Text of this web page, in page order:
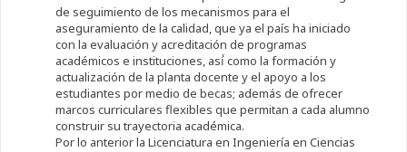
de seguimiento de los mecanismos para el
aseguramiento de la calidad, que ya el país ha iniciado
con la evaluación y acreditación de programas
académicos e instituciones, así́ como la formación y
actualización de la planta docente y el apoyo a los
estudiantes por medio de becas; además de ofrecer
marcos curriculares flexibles que permitan a cada alumno
construir su trayectoria académica.
Por lo anterior la Licenciatura en Ingeniería en Ciencias